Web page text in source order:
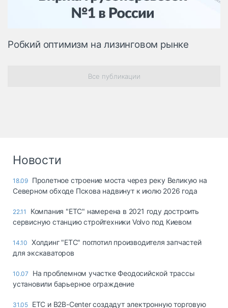
опасные грузы
Безопасность и
Таможня и ВЭД
грузовые
автохимия
Дзен
Робкий оптимизм на лизинговом рынке
Все публикации
Новости
18.09 Пролетное строение моста через реку Великую на
Северном обходе Пскова надвинут к июлю 2026 года
22.11
Компания "ЕТС" намерена в 2021 году достроить
сервисную станцию стройтехники Volvo под Киевом
14.10 Холдинг "ЕТС" поглотил производителя запчастей
для экскаваторов
10.07
На проблемном участке Феодосийской трассы
установили барьерное ограждение
31.05 ЕТС и B2B-Center создадут электронную торговую